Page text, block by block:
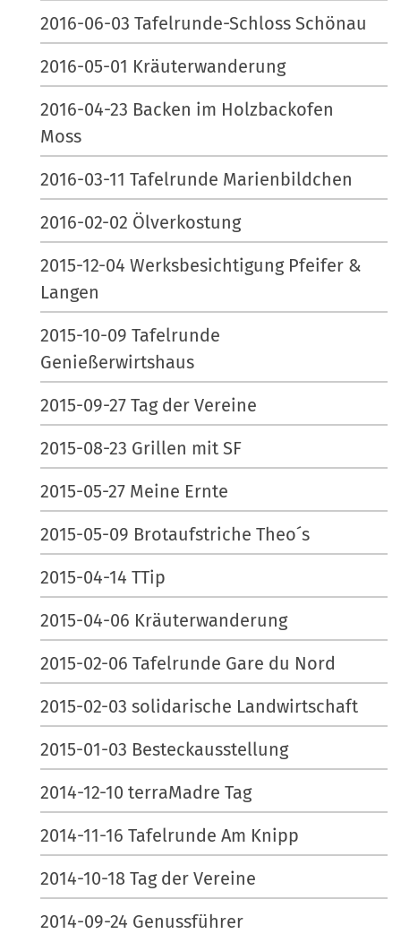
2016-06-03 Tafelrunde-Schloss Schönau
2016-05-01 Kräuterwanderung
2016-04-23 Backen im Holzbackofen
Moss
2016-03-11 Tafelrunde Marienbildchen
2016-02-02 Ölverkostung
2015-12-04 Werksbesichtigung Pfeifer &
Langen
2015-10-09 Tafelrunde
Genießerwirtshaus
2015-09-27 Tag der Vereine
2015-08-23 Grillen mit SF
2015-05-27 Meine Ernte
2015-05-09 Brotaufstriche Theo´s
2015-04-14 TTip
2015-04-06 Kräuterwanderung
2015-02-06 Tafelrunde Gare du Nord
2015-02-03 solidarische Landwirtschaft
2015-01-03 Besteckausstellung
2014-12-10 terraMadre Tag
2014-11-16 Tafelrunde Am Knipp
2014-10-18 Tag der Vereine
2014-09-24 Genussführer